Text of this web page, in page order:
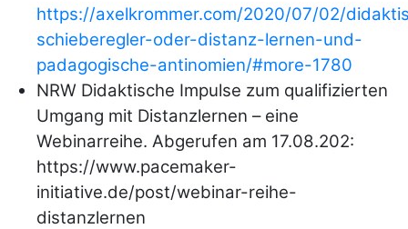
https://axelkrommer.com/2020/07/02/
schieberegler-oder-distanz-lernen-und-
padagogische-antinomien/#more-1780
NRW Didaktische Impulse zum qualifizierten
Umgang mit Distanzlernen – eine
Webinarreihe. Abgerufen am 17.08.202:
https://www.pacemaker-
initiative.de/post/webinar-reihe-
distanzlernen